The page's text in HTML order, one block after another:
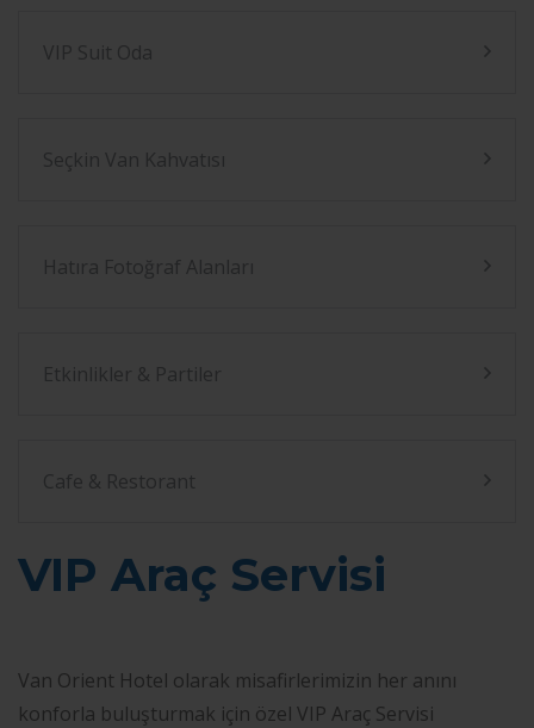
VIP Suit Oda
Seçkin Van Kahvatısı
Hatıra Fotoğraf Alanları
Etkinlikler & Partiler
Cafe & Restorant
VIP Araç Servisi
Van Orient Hotel olarak misafirlerimizin her anını
konforla buluşturmak için özel VIP Araç Servisi